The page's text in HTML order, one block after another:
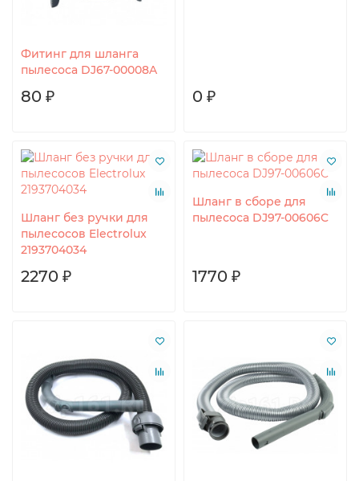
Фитинг для шланга
пылесоса DJ67-00008A
80 ₽ 0 ₽
Шланг без ручки для
пылесосов Electrolux
2193704034
2270 ₽
Шланг в сборе для
пылесоса DJ97-00606C
1770 ₽